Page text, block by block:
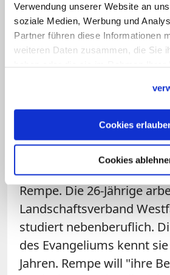
Verwendung unserer Website an
soziale Medien, Werbung und
Partner führen diese Informationen
weiteren Daten zusammen, die Sie
Cookies
Cookies
Gemeinsame Mahlzeiten sind für
Zur Gemeinschaft gehören
Alleinstehende wie zum
Rempe. Die 26-Jährige
Landschaftsverband
studiert nebenberuflich.
des Evangeliums kennt
Jahren. Rempe will "ihre